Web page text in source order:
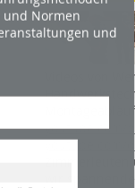
und Normen
und
Videos von
youtube.com/
youtube.com/
wir